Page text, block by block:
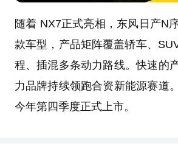
随着 NX7正式亮相，东风日产N
款车型，产品矩阵覆盖轿车、
程、插混多条动力路线。快速的
力品牌持续领跑合资新能源赛道
今年第四季度正式上市。